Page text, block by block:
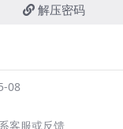
解压密码
08
客服或反馈